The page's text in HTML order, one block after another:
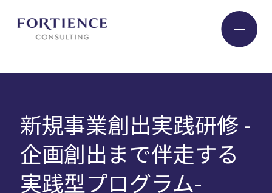
Service
Insight
新規事業創出実践研修 -
企画創出まで伴走する
実践型プログラム-